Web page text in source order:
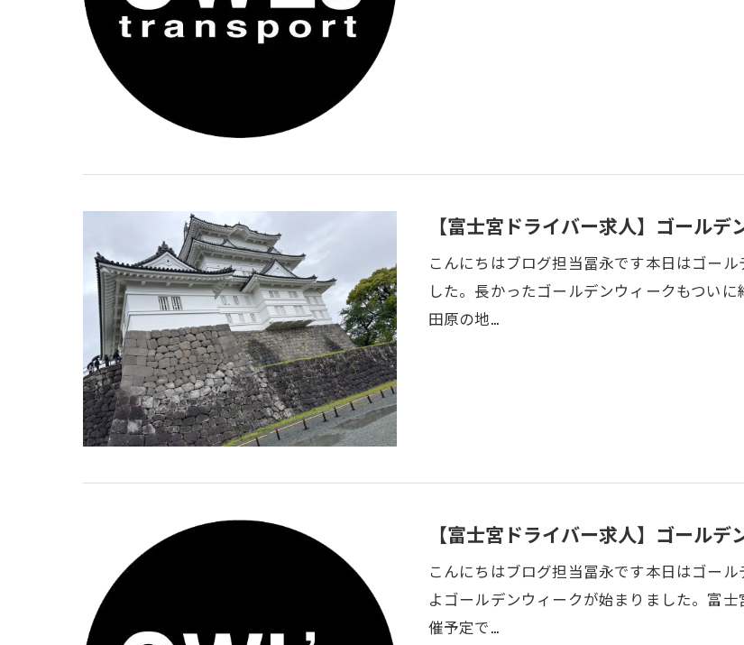
【富士宮ドライバー求人】ゴールデ
こんにちはブログ担当冨永です本日はゴー
した。長かったゴールデンウィークもつい
田原の地…
【富士宮ドライバー求人】ゴールデ
こんにちはブログ担当冨永です本日はゴー
よゴールデンウィークが始まりました。富
催予定で…